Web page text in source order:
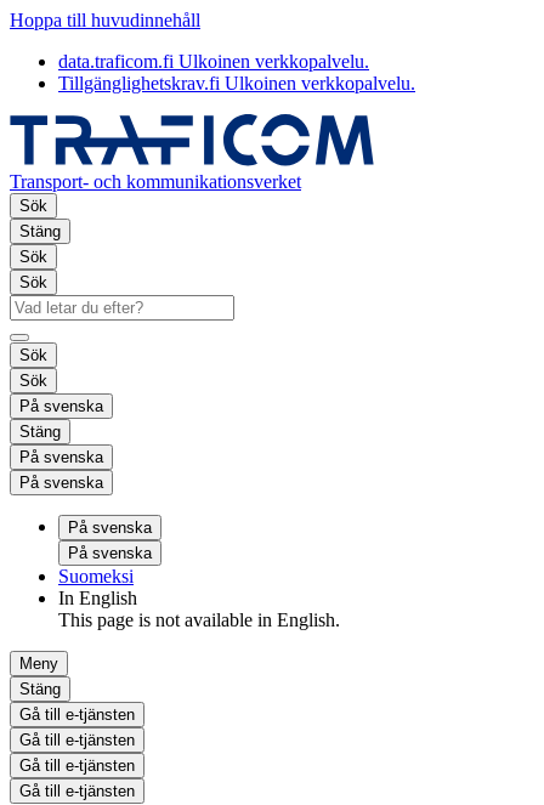
Hoppa till huvudinnehåll
data.traficom.fi Ulkoinen verkkopalvelu.
Tillgänglighetskrav.fi Ulkoinen verkkopalvelu.
Transport- och kommunikationsverket
Sök
Stäng
Sök
Sök
Sök
Sök
På svenska
Stäng
På svenska
På svenska
På svenska
På svenska
Suomeksi
In English
This page is not available in English.
Meny
Stäng
Gå till e-tjänsten
Gå till e-tjänsten
Gå till e-tjänsten
Gå till e-tjänsten